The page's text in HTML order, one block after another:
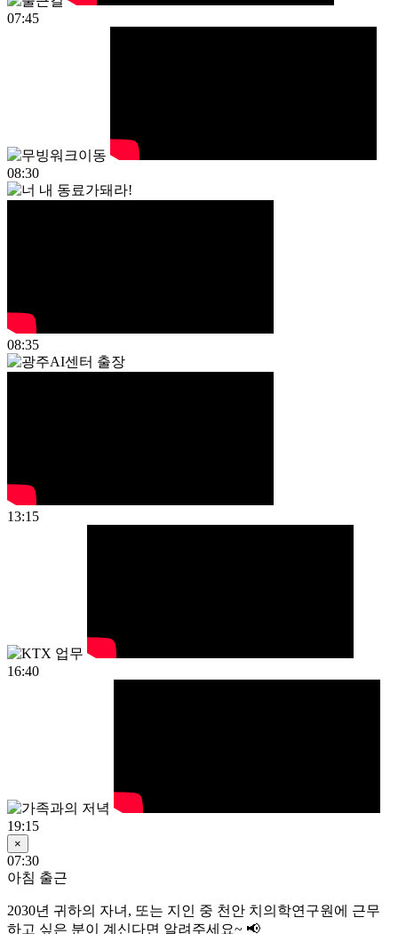
07:45
08:30
08:35
13:15
16:40
19:15
×
07:30
아침 출근
2030년 귀하의 자녀, 또는 지인 중 천안 치의학연구원에 근무
하고 싶은 분이 계신다면 알려주세요~ 📢